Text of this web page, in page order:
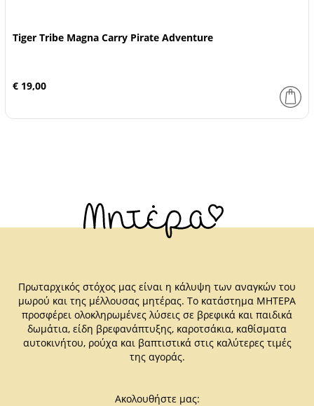
Tiger Tribe Magna Carry Pirate Adventure
€ 19,00
Πρωταρχικός στόχος μας είναι η κάλυψη των αναγκών του
μωρού και της μέλλουσας μητέρας. Το κατάστημα ΜΗΤΕΡΑ
προσφέρει ολοκληρωμένες λύσεις σε βρεφικά και παιδικά
δωμάτια, είδη βρεφανάπτυξης, καροτσάκια, καθίσματα
αυτοκινήτου, ρούχα και βαπτιστικά στις καλύτερες τιμές
της αγοράς.
Ακολουθήστε μας: